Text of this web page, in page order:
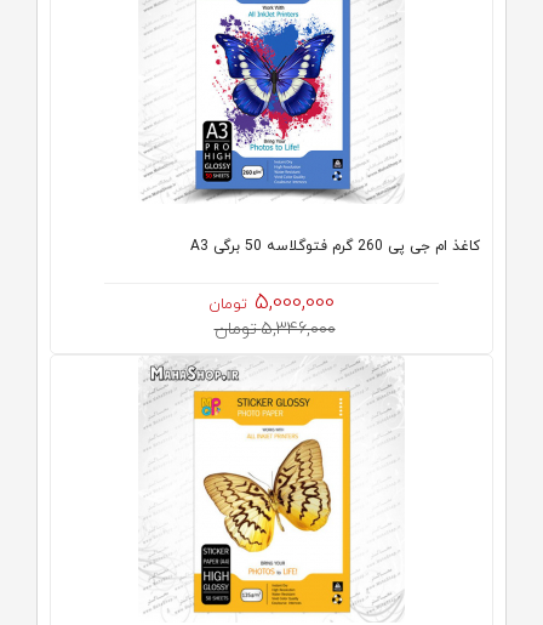
کاغذ ام جی پی 260 گرم فتوگلاسه 50 برگی A3
5,000,000 تومان
5,346,000 تومان